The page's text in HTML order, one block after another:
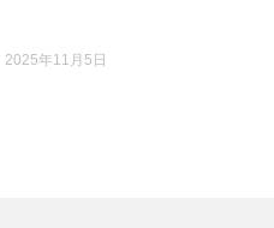
2025年11月5日